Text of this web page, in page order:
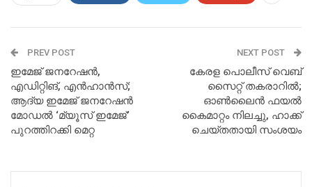
PREV POST
ഇമേജ് ജനറേഷൻ,
എഡിറ്റിങ്, എൻഹാൻസ്;
ആദ്യ ഇമേജ് ജനറേഷൻ
മോഡൽ ‘മ്യൂസ് ഇമേജ്’
പുറത്തിറക്കി മെറ്റ
NEXT POST
കേരള പൊലീസ് വെബ്
സൈറ്റ് തകരാറിൽ;
ഓൺലൈൻ ഫയൽ
കൈമാറ്റം നിലച്ചു, ഹാക്ക്
ചെയ്തതായി സംശയം